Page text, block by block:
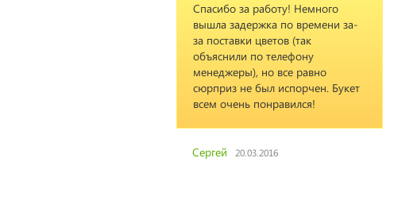
Спасибо за работу! Немного
вышла задержка по времени за-
за поставки цветов (так
объяснили по телефону
менеджеры), но все равно
сюрприз не был испорчен. Букет
всем очень понравился!
Сергей 20.03.2016